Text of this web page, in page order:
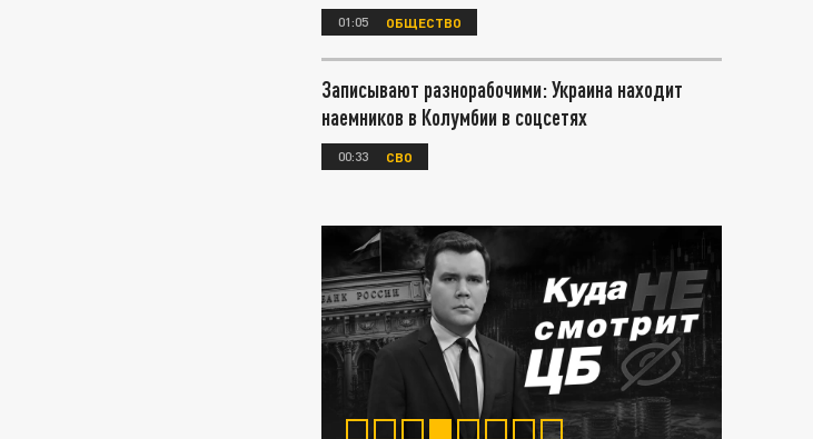
01:05 ОБЩЕСТВО
Записывают разнорабочими: Украина находит
наемников в Колумбии в соцсетях
00:33 СВО